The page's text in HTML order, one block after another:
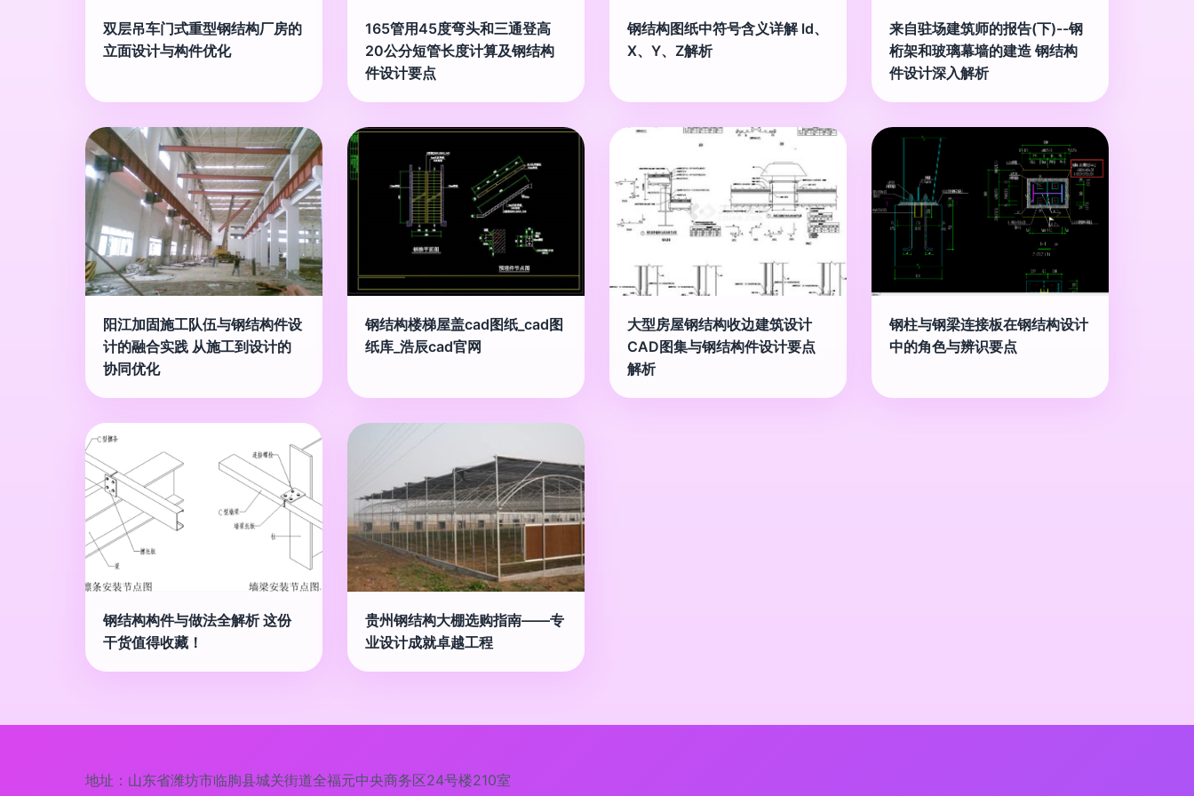
双层吊车门式重型钢结构厂房的
立面设计与构件优化
165管用45度弯头和三通登高
20公分短管长度计算及钢结构
件设计要点
钢结构图纸中符号含义详解 ld、
X、Y、Z解析
来自驻场建筑师的报告(下)--钢
桁架和玻璃幕墙的建造 钢结构
件设计深入解析
阳江加固施工队伍与钢结构件设
计的融合实践 从施工到设计的
协同优化
钢结构楼梯屋盖cad图纸_cad图
纸库_浩辰cad官网
大型房屋钢结构收边建筑设计
CAD图集与钢结构件设计要点
解析
钢柱与钢梁连接板在钢结构设计
中的角色与辨识要点
钢结构构件与做法全解析 这份
干货值得收藏！
贵州钢结构大棚选购指南——专
业设计成就卓越工程
地址：山东省潍坊市临朐县城关街道全福元中央商务区24号楼210室